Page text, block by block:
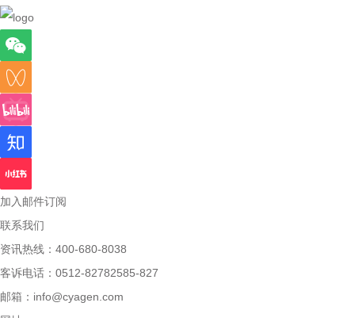
加入邮件订阅
联系我们
资讯热线：400-680-8038
客诉电话：0512-82782585-827
邮箱： info@cyagen.com